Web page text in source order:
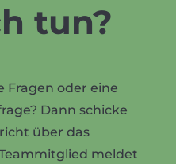
tun?
Fragen oder eine
Dann schicke
über das
meldet